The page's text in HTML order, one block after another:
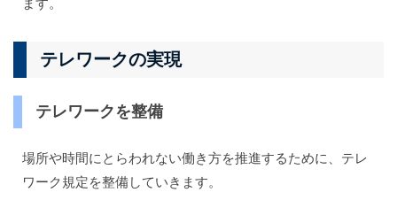
ます。
テレワークの実現
テレワークを整備
場所や時間にとらわれない働き方を推進するために、テレ
ワーク規定を整備していきます。